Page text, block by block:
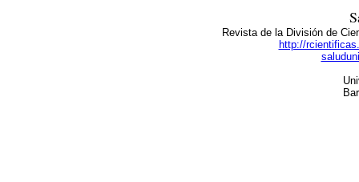
Revista de la División de
http://